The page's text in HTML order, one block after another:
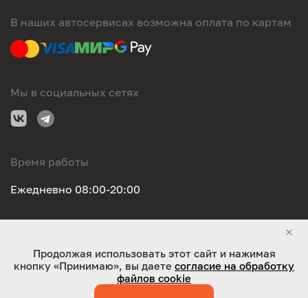
В наших автосервисах возможна оплата по картам
Мы в социальных сетях
Время работы
Ежедневно 08:00-20:00
ООО "Оригинал-сервис". Все права защищены 2026
Продолжая использовать этот сайт и нажимая
кнопку «Принимаю», вы даете согласие на обработку
файлов cookie